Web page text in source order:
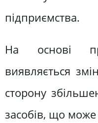
підприємства.
На основі
виявляється
сторону
засобів, що